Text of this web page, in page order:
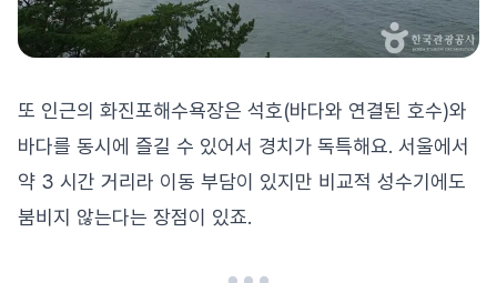
또 인근의 화진포해수욕장은 석호(바다와 연결된 호수)와
바다를 동시에 즐길 수 있어서 경치가 독특해요. 서울에서
약 3 시간 거리라 이동 부담이 있지만 비교적 성수기에도
붐비지 않는다는 장점이 있죠.